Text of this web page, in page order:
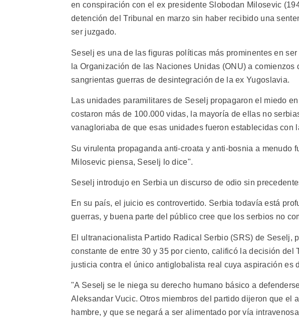
en conspiración con el ex presidente Slobodan Milosevic
detención del Tribunal en marzo sin haber recibido una
ser juzgado.
Seselj es una de las figuras políticas más prominentes en
la Organización de las Naciones Unidas (ONU) a
sangrientas guerras de desintegración de la ex Yugoslavia.
Las unidades paramilitares de Seselj propagaron el miedo
costaron más de 100.000 vidas, la mayoría de ellas no
vanagloriaba de que esas unidades fueron establecidas con
Su virulenta propaganda anti-croata y anti-bosnia a menudo
Milosevic piensa, Seselj lo dice".
Seselj introdujo en Serbia un discurso de odio sin
En su país, el juicio es controvertido. Serbia todavía está
guerras, y buena parte del público cree que los serbios no
El ultranacionalista Partido Radical Serbio (SRS) de Seselj,
constante de entre 30 y 35 por ciento, calificó la decisión del
justicia contra el único antiglobalista real cuya aspiración es
"A Seselj se le niega su derecho humano básico a
Aleksandar Vucic. Otros miembros del partido dijeron que el
hambre, y que se negará a ser alimentado por vía